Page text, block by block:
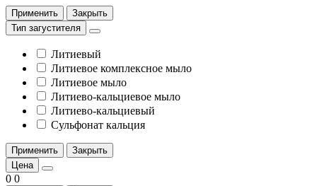
Применить
Закрыть
Тип загустителя
Литиевый
Литиевое комплексное мыло
Литиевое мыло
Литиево-кальциевое мыло
Литиево-кальциевый
Сульфонат кальция
Применить
Закрыть
Цена
0 0